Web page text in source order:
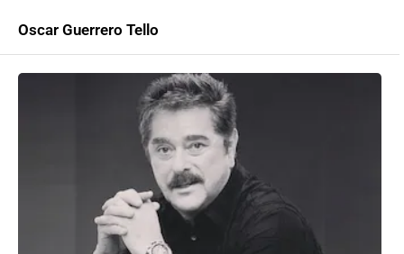
Oscar Guerrero Tello